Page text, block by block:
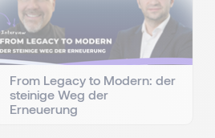
From Legacy to Modern: der
steinige Weg der
Erneuerung